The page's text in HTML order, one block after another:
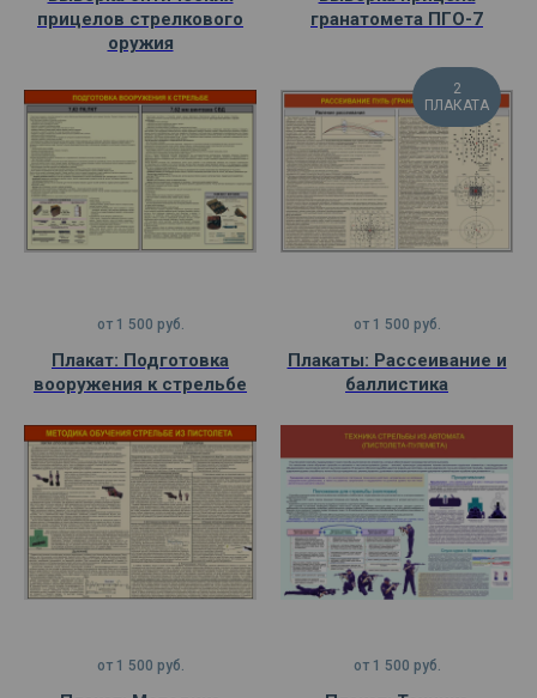
прицелов стрелкового
оружия
гранатомета ПГО-7
от 1 500 руб.
Плакат: Подготовка
вооружения к стрельбе
2
ПЛАКАТА
от 1 500 руб.
Плакаты: Рассеивание и
баллистика
от 1 500 руб. от 1 500 руб.